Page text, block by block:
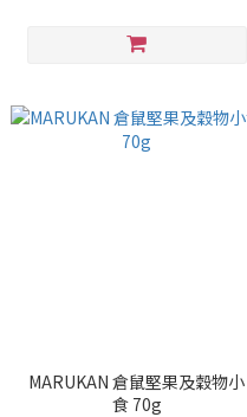
MARUKAN 倉鼠堅果及穀物小
食 70g